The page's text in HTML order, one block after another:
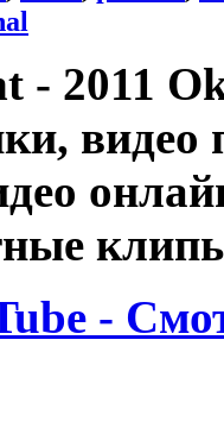
- 2011
видео
-